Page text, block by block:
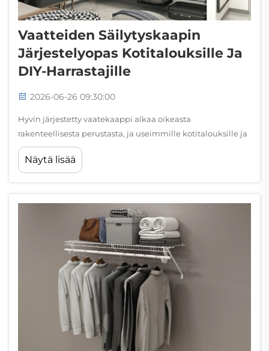
Vaatteiden Säilytyskaapin
Järjestelyopas Kotitalouksille Ja
DIY-Harrastajille
2026-06-26 09:30:00
Hyvin järjestetty vaatekaappi alkaa oikeasta
rakenteellisesta perustasta, ja useimmille kotitalouksille ja
itse tekeville harrastajille vaateraide on yksittäinen
vaikutusvaltainin lisäys, jonka he voivat tehdä.
Näytä lisää